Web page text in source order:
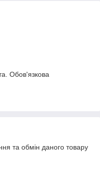
Обов'язкова
та обмін даного товару